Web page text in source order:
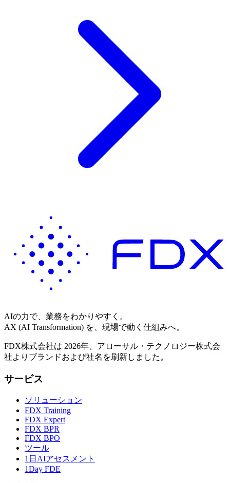
AIの力で、業務をわかりやすく。
AX (AI Transformation) を、現場で動く仕組みへ。
FDX株式会社は 2026年、アローサル・テクノロジー株式会
社よりブランドおよび社名を刷新しました。
サービス
ソリューション
FDX Training
FDX Expert
FDX BPR
FDX BPO
ツール
1日AIアセスメント
1Day FDE